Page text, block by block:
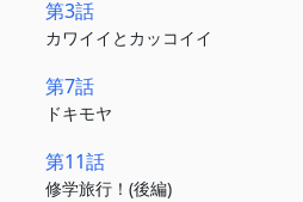
第3話
カワイイとカッコイイ
第7話
ドキモヤ
第11話
修学旅行！(後編)